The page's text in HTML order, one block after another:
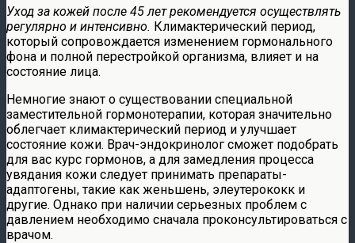
Уход за кожей после 45 лет рекомендуется осуществлять
регулярно и интенсивно. Климактерический период,
который сопровождается изменением гормонального
фона и полной перестройкой организма, влияет и на
состояние лица.
Немногие знают о существовании специальной
заместительной гормонотерапии, которая значительно
облегчает климактерический период и улучшает
состояние кожи. Врач-эндокринолог сможет подобрать
для вас курс гормонов, а для замедления процесса
увядания кожи следует принимать препараты-
адаптогены, такие как женьшень, элеутерококк и
другие. Однако при наличии серьезных проблем с
давлением необходимо сначала проконсультироваться с
врачом.